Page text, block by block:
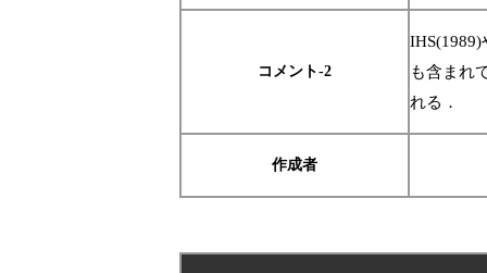
コメント-2
も含まれ
れる．
作成者